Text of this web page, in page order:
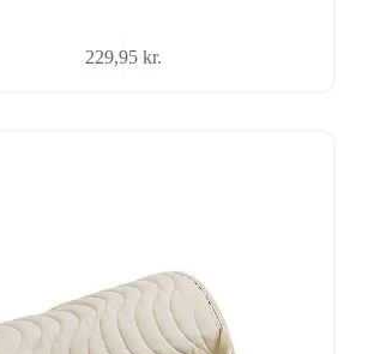
229,95 kr.